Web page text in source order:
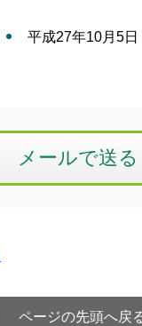
平成27年10月5日
メールで送る
ページの先頭へ戻